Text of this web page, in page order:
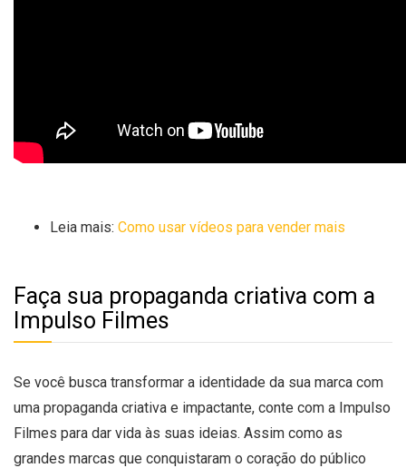
Leia mais: Como usar vídeos para vender mais
Faça sua propaganda criativa com a
Impulso Filmes
Se você busca transformar a identidade da sua marca com
uma propaganda criativa e impactante, conte com a Impulso
Filmes para dar vida às suas ideias. Assim como as
grandes marcas que conquistaram o coração do público